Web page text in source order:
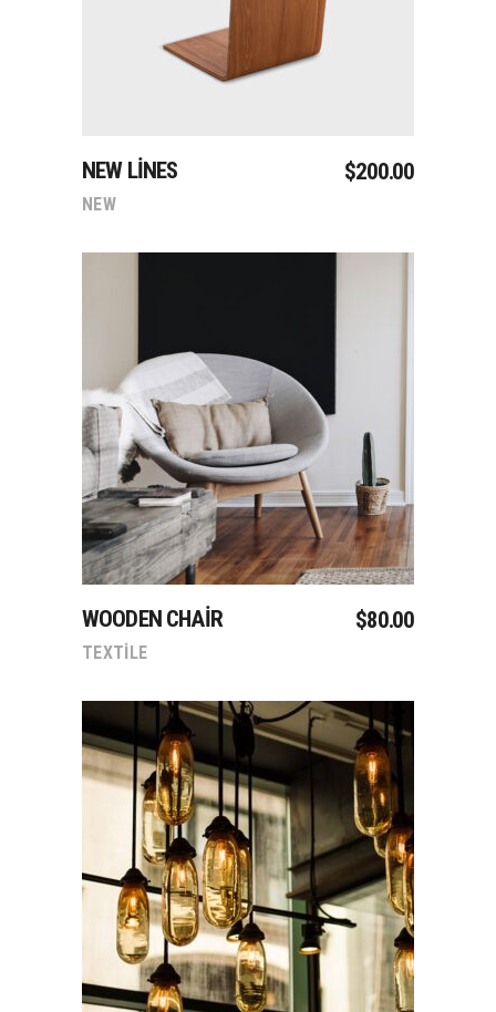
NEW LINES $200.00
NEW
Sepete Ekle
WOODEN CHAIR $80.00
TEXTILE
Sepete Ekle